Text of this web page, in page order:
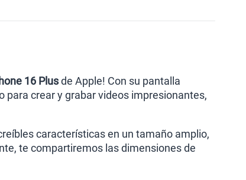
16 Plusde Apple! Con su pantalla
para crear y grabar videos impresionantes,
características en un tamaño amplio,
te compartiremos las dimensiones de